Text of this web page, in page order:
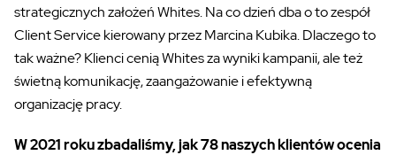
strategicznych założeń Whites. Na co dzień dba o to zespół
Client Service kierowany przez Marcina Kubika. Dlaczego to
tak ważne? Klienci cenią Whites za wyniki kampanii, ale też
świetną komunikację, zaangażowanie i efektywną
organizację pracy.
W 2021 roku zbadaliśmy, jak 78 naszych klientów ocenia